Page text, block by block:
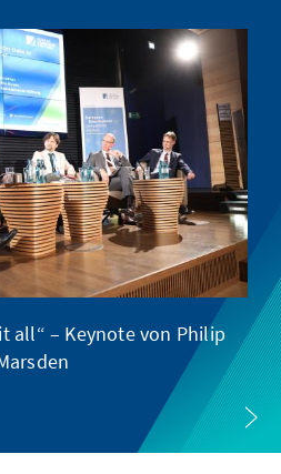
all“ – Keynote von Philip